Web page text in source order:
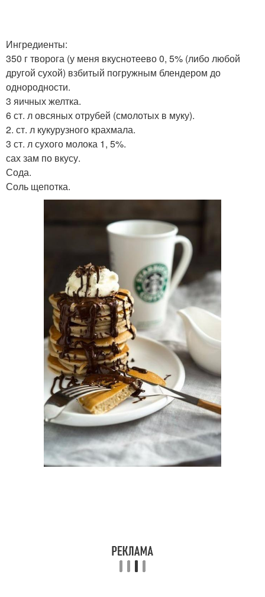
Ингредиенты:
350 г творога (у меня вкуснотеево 0, 5% (либо любой
другой сухой) взбитый погружным блендером до
однородности.
3 яичных желтка.
6 ст. л овсяных отрубей (смолотых в муку).
2. ст. л кукурузного крахмала.
3 ст. л сухого молока 1, 5%.
сах зам по вкусу.
Сода.
Соль щепотка.